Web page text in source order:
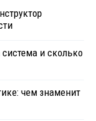
и сколько
чем знаменит